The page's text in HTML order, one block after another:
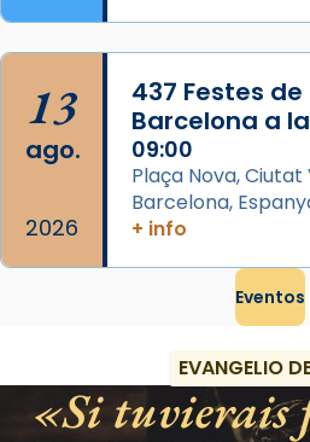
13
ago.
2026
437 Festes
Barcelona a
09:00
Plaça Nova, Ciutat
Barcelona,
+ info
Eventos
EVANGELIO
Si tuvierais